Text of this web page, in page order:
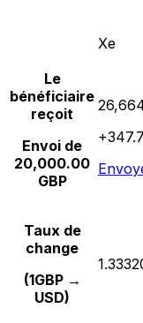
Xe
Le
bénéficiaire
reçoit
Envoi de
20,000.00
GBP
Taux de
change
(1GBP →
USD)